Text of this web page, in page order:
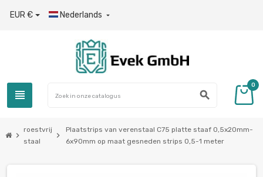
EUR € Nederlands 
view_headline search
0
chevron_right
roestvrij
staal
chevron_right
Plaatstrips van verenstaal C75 platte staaf 0,5x20mm-
6x90mm op maat gesneden strips 0,5-1 meter